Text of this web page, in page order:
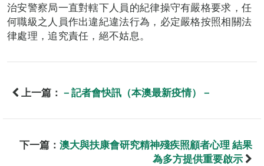
治安警察局一直對轄下人員的紀律操守有嚴格要求，任
何職級之人員作出違紀違法行為，必定嚴格按照相關法
律處理，追究責任，絕不姑息。
上一篇： －記者會快訊（本澳最新疫情）－
下一篇： 澳大與扶康會研究精神殘疾照顧者心理 結果
為多方提供重要啟示